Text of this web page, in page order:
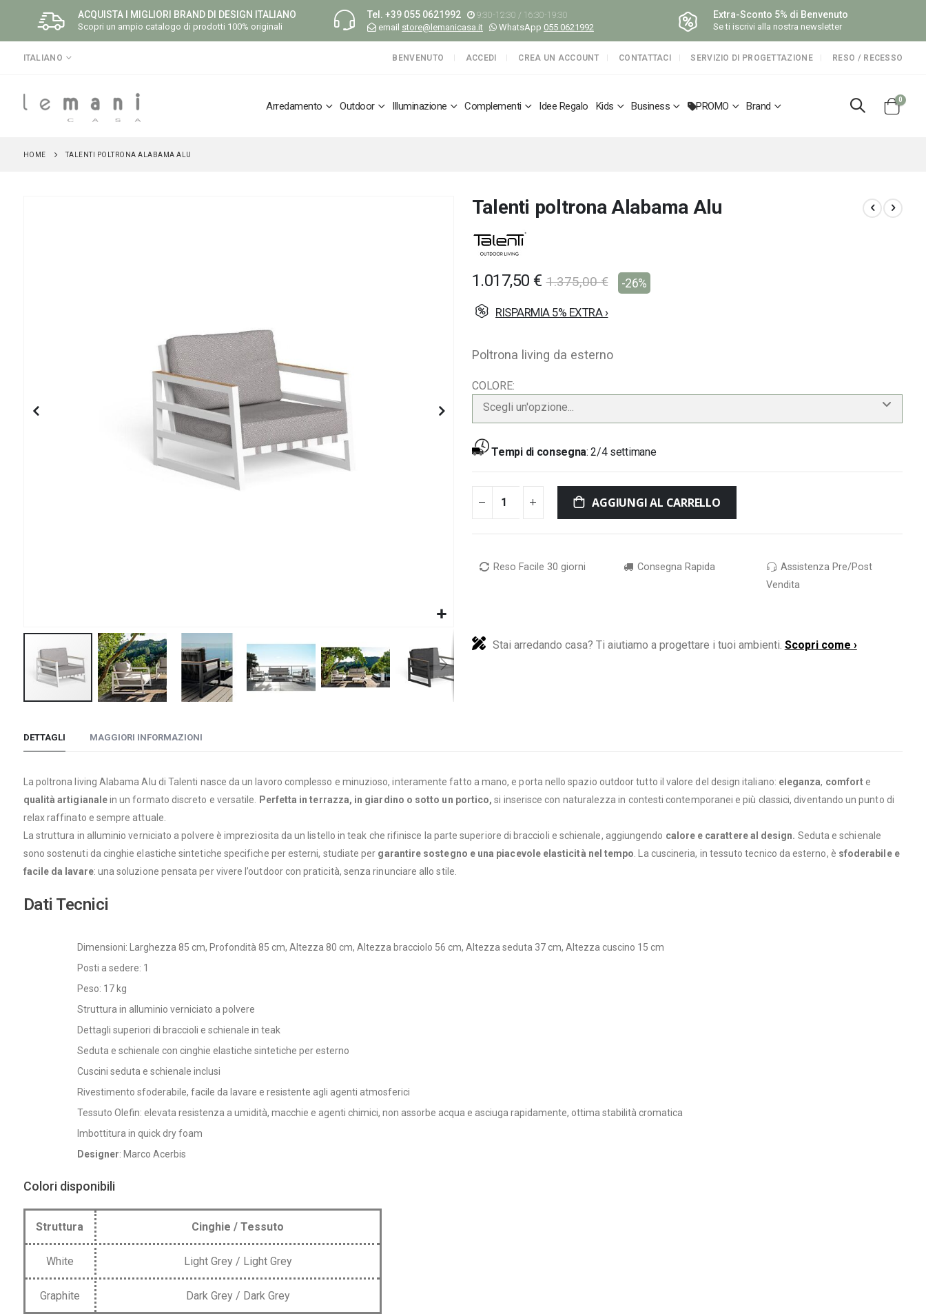
ACQUISTA I MIGLIORI BRAND DI DESIGN ITALIANO
Scopri un ampio catalogo di prodotti 100% originali
Tel. +39 055 0621992
9:30-12:30 / 16:30-19:30
email store@lemanicasa.it WhatsApp 055 0621992
Extra-Sconto 5% di Benvenuto
Se ti iscrivi alla nostra newsletter
LINGUA
ITALIANO BENVENUTO ACCEDI CREA UN ACCOUNT CONTATTACI SERVIZIO DI PROGETTAZIONE RESO / RECESSO
Arredamento Outdoor Illuminazione Complementi Idee Regalo Kids Business PROMO Brand
Cart
0
HOME TALENTI POLTRONA ALABAMA ALU
della
di
immagini
Talenti poltrona Alabama Alu
1.017,50 € 1.375,00 € -26%
RISPARMIA 5% EXTRA ›
Poltrona living da esterno
COLORE
Scegli un'opzione...
Tempi di consegna:2/4 settimane
AGGIUNGI AL CARRELLO
Reso Facile 30 giorni Consegna Rapida
Assistenza Pre/Post
Vendita
Stai arredando casa? Ti aiutiamo a progettare i tuoi ambienti. Scopri come ›
DETTAGLI
La poltrona living Alabama Alu di Talenti nasce da un lavoro complesso e minuzioso, interamente fatto a mano, e porta nello spazio outdoor tutto il valore del design italiano: eleganza, comforte
qualità artigianalein un formato discreto e versatile. Perfetta in terrazza, in giardino o sotto un portico, si inserisce con naturalezza in contesti contemporanei e più classici, diventando un punto di
relax raffinato e sempre attuale.
La struttura in alluminio verniciato a polvere è impreziosita da un listello in teak che rifinisce la parte superiore di braccioli e schienale, aggiungendo calore e carattere al design. Seduta e schienale
sono sostenuti da cinghie elastiche sintetiche specifiche per esterni, studiate per garantire sostegno e una piacevole elasticità nel tempo . La cuscineria, in tessuto tecnico da esterno, è sfoderabile e
facile da lavare: una soluzione pensata per vivere l’outdoor con praticità, senza rinunciare allo stile.
Dati Tecnici
Dimensioni: Larghezza 85 cm, Profondità 85 cm, Altezza 80 cm, Altezza bracciolo 56 cm, Altezza seduta 37 cm, Altezza cuscino 15 cm
Posti a sedere: 1
Peso: 17 kg
Struttura in alluminio verniciato a polvere
Dettagli superiori di braccioli e schienale in teak
Seduta e schienale con cinghie elastiche sintetiche per esterno
Cuscini seduta e schienale inclusi
Rivestimento sfoderabile, facile da lavare e resistente agli agenti atmosferici
Tessuto Olefin: elevata resistenza a umidità, macchie e agenti chimici, non assorbe acqua e asciuga rapidamente, ottima stabilità cromatica
Imbottitura in quick dry foam
Designer: Marco Acerbis
Colori disponibili
Struttura Cinghie / Tessuto
White Light Grey / Light Grey
Graphite Dark Grey / Dark Grey
MAGGIORI INFORMAZIONI